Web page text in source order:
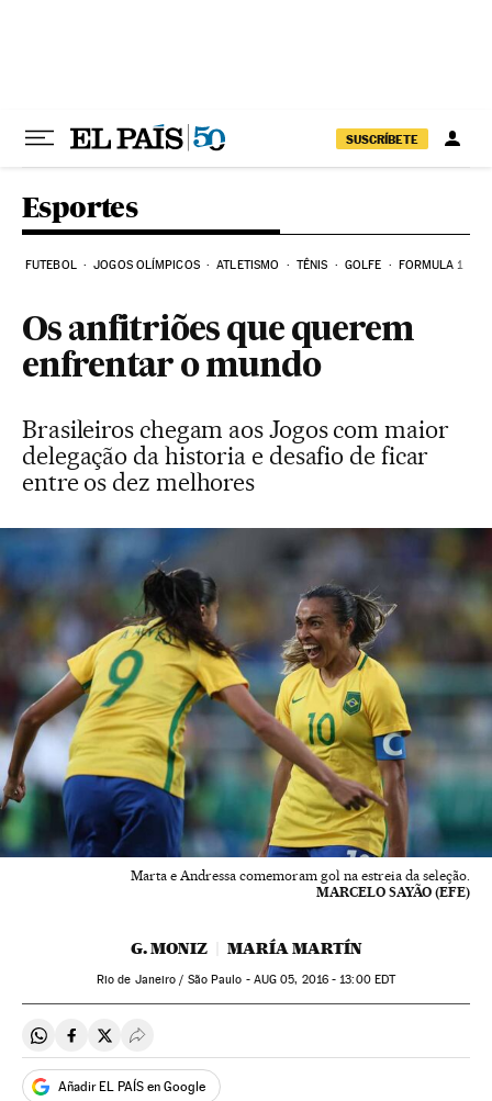
SUSCRÍBETE
Esportes
FUTEBOL JOGOS OLÍMPICOS ATLETISMO TÊNIS GOLFE FORMULA 1
Os anfitriões que querem
enfrentar o mundo
Brasileiros chegam aos Jogos com maior
delegação da historia e desafio de ficar
entre os dez melhores
Marta e Andressa comemoram gol na estreia da seleção.
MARCELO SAYÃO (EFE)
G. MONIZ MARÍA MARTÍN
Rio de Janeiro / São Paulo - AUG 05, 2016 - 13:00EDT
Compartir en Whatsapp
Compartir en Facebook
Compartir en Twitter
Desplegar Redes Sociales
Añadir EL PAÍS en Google